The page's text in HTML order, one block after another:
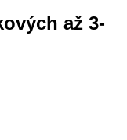
až 3-